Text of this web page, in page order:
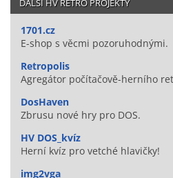
DALŠÍ HV RETRO PROJEKTY
1701.cz
E-shop s věcmi pozoruhodnými.
Retropolis
Agregátor počítačově-herního
DosHaven
Zbrusu nové hry pro DOS.
HV DOS_kvíz
Herní kvíz pro vetché hlavičky!
img2vga